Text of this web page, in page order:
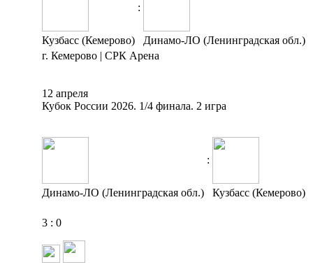
:
Кузбасс (Кемерово)
Динамо-ЛО (Ленинградская обл.)
г. Кемерово | СРК Арена
12 апреля
Кубок России 2026. 1/4 финала. 2 игра
:
Динамо-ЛО (Ленинградская обл.) Кузбасс (Кемерово)
3 : 0